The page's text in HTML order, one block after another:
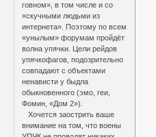
говном», в том числе и со
«скучными людьми из
интернета». Поэтому по всем
«унылым» форумам пройдёт
волна упячки. Цели рейдов
упячкофагов, подозрительно
совпадают с объектами
ненависти у быдла
обыкновенного (эмо, геи,
Фомин, «Дом 2»).
Хочется заострить ваше
внимание на том, что воены